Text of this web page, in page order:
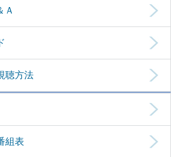
Ａ
聴方法
組表